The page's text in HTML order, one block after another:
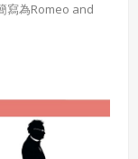
寫為Romeo and
推測完成於1596
術大師，被馬克思
劇的世界，《羅密
刻登入